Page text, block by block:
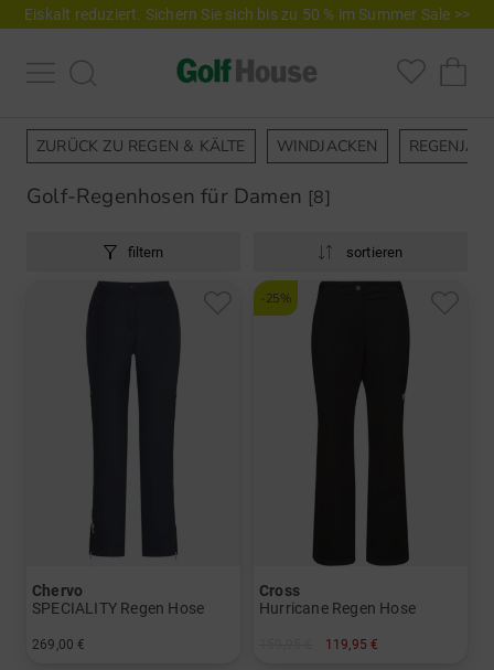
Eiskalt reduziert. Sichern Sie sich bis zu 50 % im Summer Sale >>
ZURÜCK ZU REGEN & KÄLTE WINDJACKEN
Golf-Regenhosen für Damen [8]
filtern sortieren
Chervo
SPECIALITY Regen Hose
269,00 €
-25%
Cross
Hurricane Regen Hose
119,95 €